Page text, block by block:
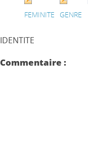
FEMINITE GENRE
IDENTITE
Commentaire :